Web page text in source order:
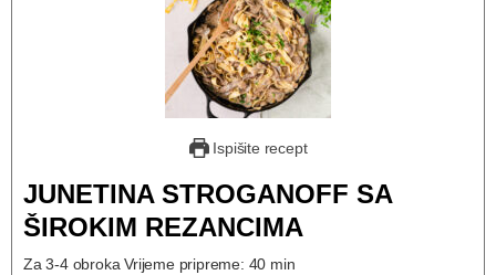
Ispišite recept
JUNETINA STROGANOFF SA
ŠIROKIM REZANCIMA
Za 3-4 obroka Vrijeme pripreme: 40 min